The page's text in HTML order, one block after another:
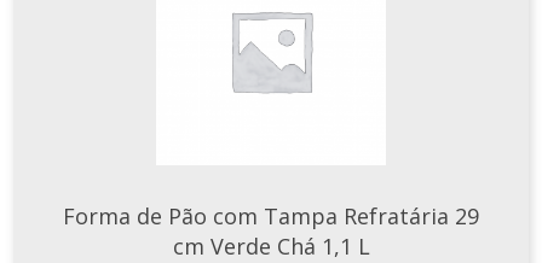
Forma de Pão com Tampa Refratária 29
cm Verde Chá 1,1 L